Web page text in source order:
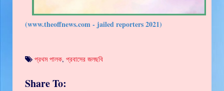
(www.theoffnews.com - jailed reporters 2021)
প্রথম পালক, প্রবাসের জলছবি
Share To: